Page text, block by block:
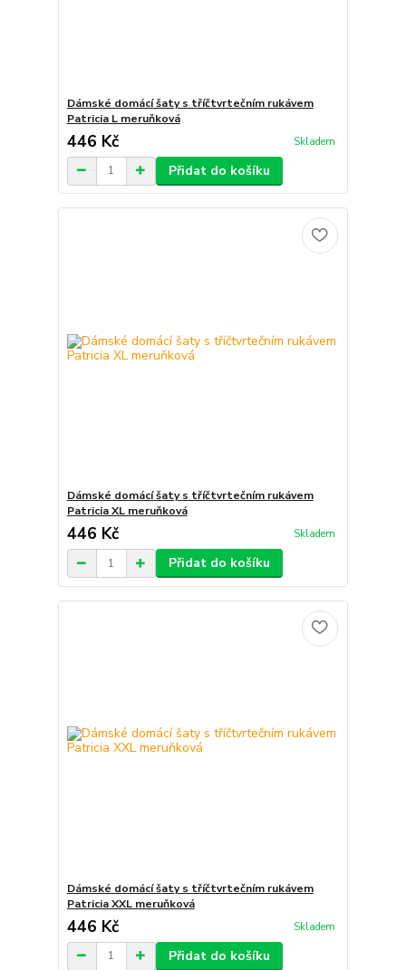
Dámské domácí šaty s tříčtvrtečním rukávem
Patricia L meruňková
446 Kč Skladem
Přidat do košíku
Dámské domácí šaty s tříčtvrtečním rukávem
Patricia XL meruňková
446 Kč Skladem
Přidat do košíku
Dámské domácí šaty s tříčtvrtečním rukávem
Patricia XXL meruňková
446 Kč Skladem
Přidat do košíku